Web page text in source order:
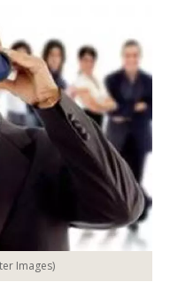
Images)